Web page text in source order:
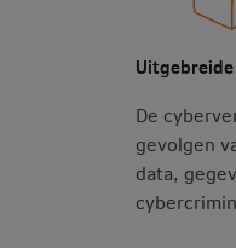
De
gevolgen
data,